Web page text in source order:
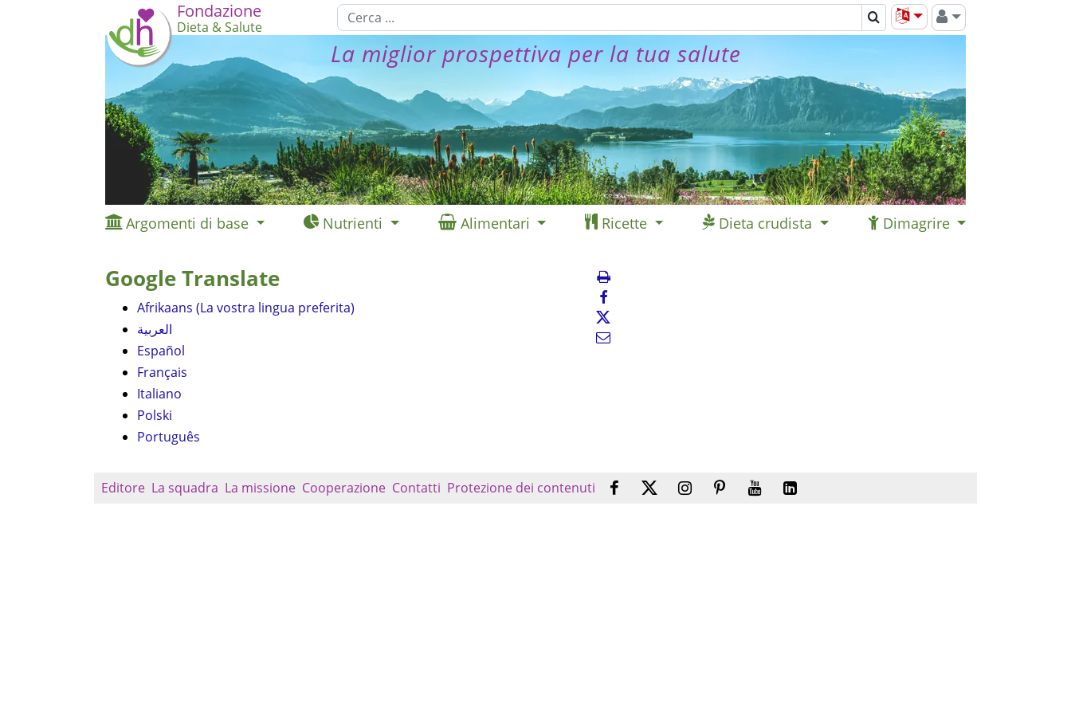
Fondazione
Dieta & Salute
La miglior prospettiva per la tua salute
Argomenti di base Nutrienti Alimentari Ricette Dieta crudista Dimagrire
Google Translate
Afrikaans (La vostra lingua preferita)
العربية
Español
Français
Italiano
Polski
Português
Editore La squadra La missione Cooperazione Contatti Protezione dei contenuti